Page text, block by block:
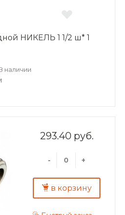
НИКЕЛЬ 1 1/2 ш* 1
наличии
293.40 руб.
- +
в корзину